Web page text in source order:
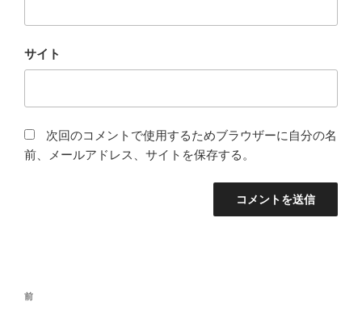
サイト
次回のコメントで使用するためブラウザーに自分の名
前、メールアドレス、サイトを保存する。
投
過
前